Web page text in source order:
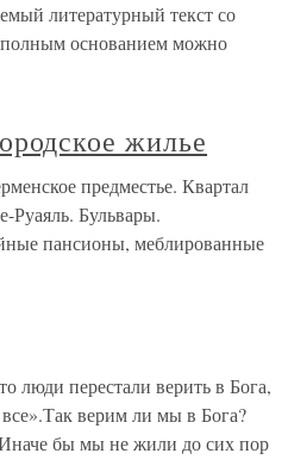
литературный текст со
основанием можно
жилье
предместье. Квартал
Бульвары.
пансионы, меблированные
перестали верить в Бога,
верим ли мы в Бога?
Иначе бы мы не жили до сих пор